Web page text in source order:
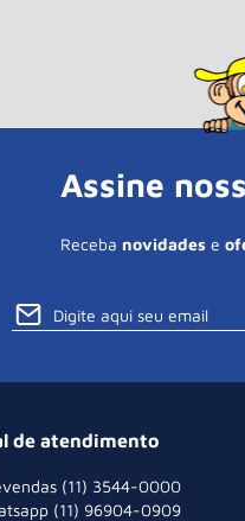
Assine
Receba novidades e
de atendimento
(11) 3544-0000
(11) 96904-0909